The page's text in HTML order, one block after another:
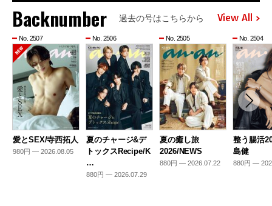
Backnumber 過去の号はこちらから View All
No. 2507
愛とSEX/寺西拓人
980円 — 2026.08.05
No. 2506
夏のチャージ&デ
トックスRecipe/K
…
880円 — 2026.07.29
No. 2505
夏の癒し旅
2026/NEWS
880円 — 2026.07.22
No. 2504
整う腸活
島健
880円 —